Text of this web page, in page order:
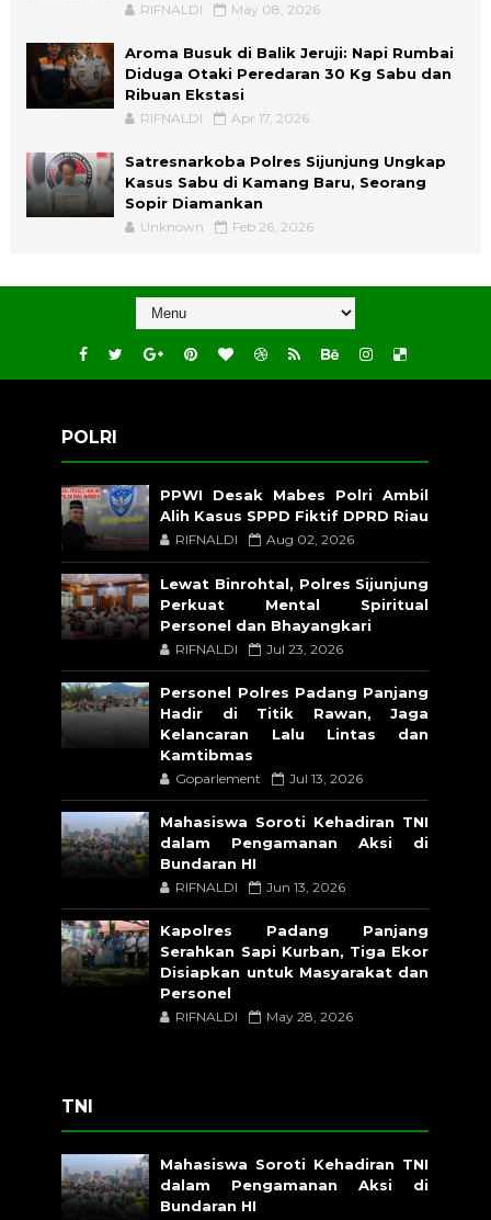
RIFNALDI May 08, 2026
Aroma Busuk di Balik Jeruji: Napi Rumbai
Diduga Otaki Peredaran 30 Kg Sabu dan
Ribuan Ekstasi
RIFNALDI Apr 17, 2026
Satresnarkoba Polres Sijunjung Ungkap
Kasus Sabu di Kamang Baru, Seorang
Sopir Diamankan
Unknown Feb 26, 2026
POLRI
PPWI Desak Mabes Polri Ambil
Alih Kasus SPPD Fiktif DPRD Riau
RIFNALDI Aug 02, 2026
Lewat Binrohtal, Polres Sijunjung
Perkuat Mental Spiritual
Personel dan Bhayangkari
RIFNALDI Jul 23, 2026
Personel Polres Padang Panjang
Hadir di Titik Rawan, Jaga
Kelancaran Lalu Lintas dan
Kamtibmas
Goparlement Jul 13, 2026
Mahasiswa Soroti Kehadiran TNI
dalam Pengamanan Aksi di
Bundaran HI
RIFNALDI Jun 13, 2026
Kapolres Padang Panjang
Serahkan Sapi Kurban, Tiga Ekor
Disiapkan untuk Masyarakat dan
Personel
RIFNALDI May 28, 2026
TNI
Mahasiswa Soroti Kehadiran TNI
dalam Pengamanan Aksi di
Bundaran HI